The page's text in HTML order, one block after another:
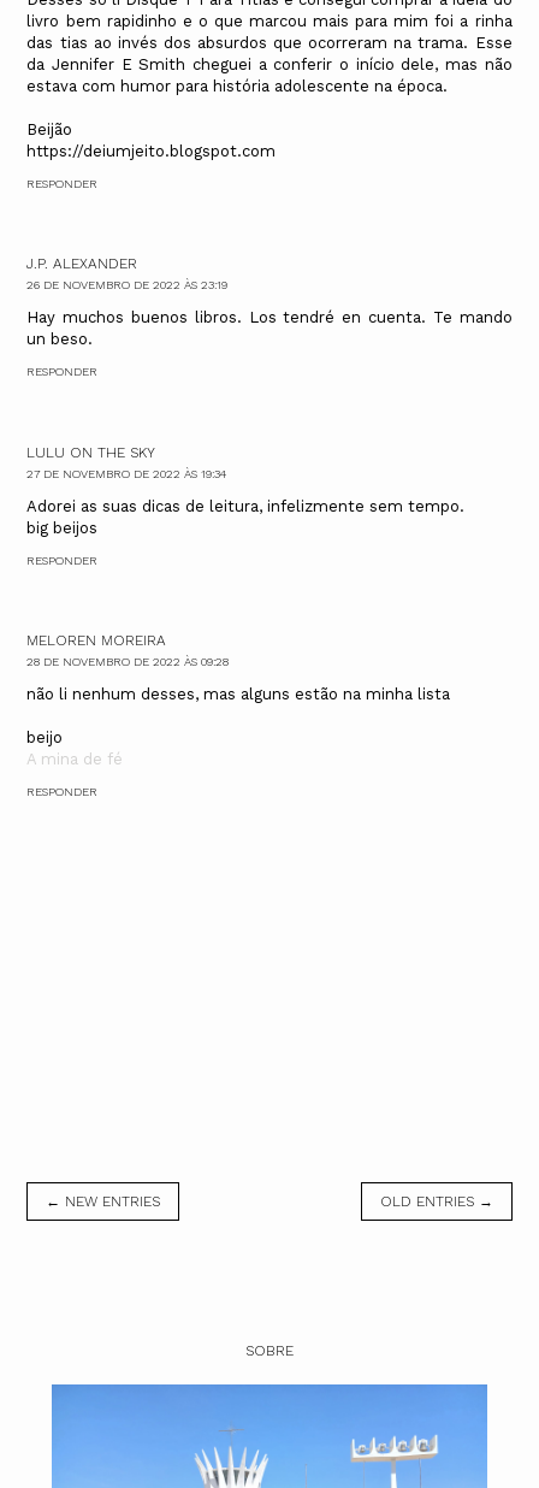
livro bem rapidinho e o que marcou mais para mim foi a rinha
das tias ao invés dos absurdos que ocorreram na trama. Esse
da Jennifer E Smith cheguei a conferir o início dele, mas não
estava com humor para história adolescente na época.
Beijão
https://deiumjeito.blogspot.com
RESPONDER
J.P. ALEXANDER
26 DE NOVEMBRO DE 2022 ÀS 23:19
Hay muchos buenos libros. Los tendré en cuenta. Te mando
un beso.
RESPONDER
LULU ON THE SKY
27 DE NOVEMBRO DE 2022 ÀS 19:34
Adorei as suas dicas de leitura, infelizmente sem tempo.
big beijos
RESPONDER
MELOREN MOREIRA
28 DE NOVEMBRO DE 2022 ÀS 09:28
não li nenhum desses, mas alguns estão na minha lista
beijo
A mina de fé
RESPONDER
← NEW ENTRIES OLD ENTRIES →
SOBRE